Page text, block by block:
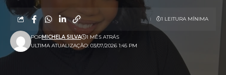
ULTIMA ATUALIZAÇÃO: 03/07/2026 1:45 PM
PORMICHELA SILVA 1 MÊS ATRÁS
1 LEITURA MÍNIMA